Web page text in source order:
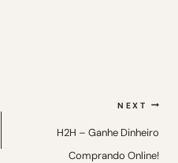
NEXT
H2H – Ganhe Dinheiro
Comprando Online!